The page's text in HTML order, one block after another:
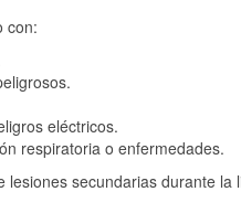
con:
eléctricos.
respiratoria o enfermedades.
lesiones secundarias durante la